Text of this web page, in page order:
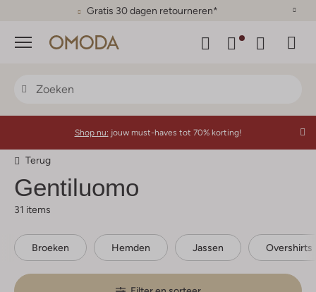
Gratis 30 dagen retourneren*
Menu
Shop nu: jouw must-haves tot 70% korting!
Terug
Gentiluomo
31 items
Broeken Hemden Jassen Overshirts